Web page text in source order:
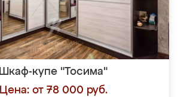
Шкаф-купе "Тосима"
Цена: от 78 000 руб.